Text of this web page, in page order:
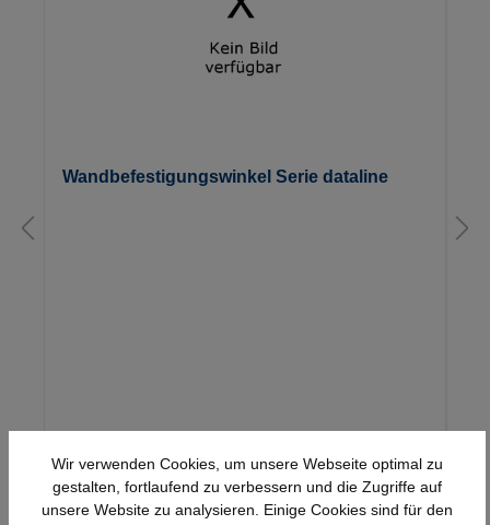
Wandbefestigungswinkel Serie dataline
Wir verwenden Cookies, um unsere Webseite optimal zu
gestalten, fortlaufend zu verbessern und die Zugriffe auf
unsere Website zu analysieren. Einige Cookies sind für den